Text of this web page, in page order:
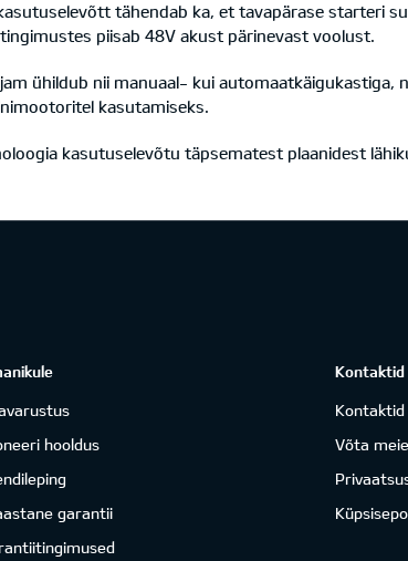
tähendab ka, et tavapärase starteri
piisab 48V akust pärinevast voolust.
ühildub nii manuaal- kui
kasutamiseks.
kasutuselevõtu täpsematest plaanidest
hooldus
garantii
Kontaktid
Kontaktid
Võta